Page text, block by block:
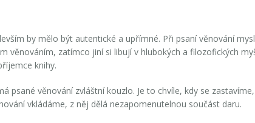
by mělo být autentické a upřímné. Při psaní věnování
věnováním, zatímco jiní si libují v hlubokých a filozofických
knihy.
psané věnování zvláštní kouzlo. Je to chvíle, kdy se
vkládáme, z něj dělá nezapomenutelnou součást daru.